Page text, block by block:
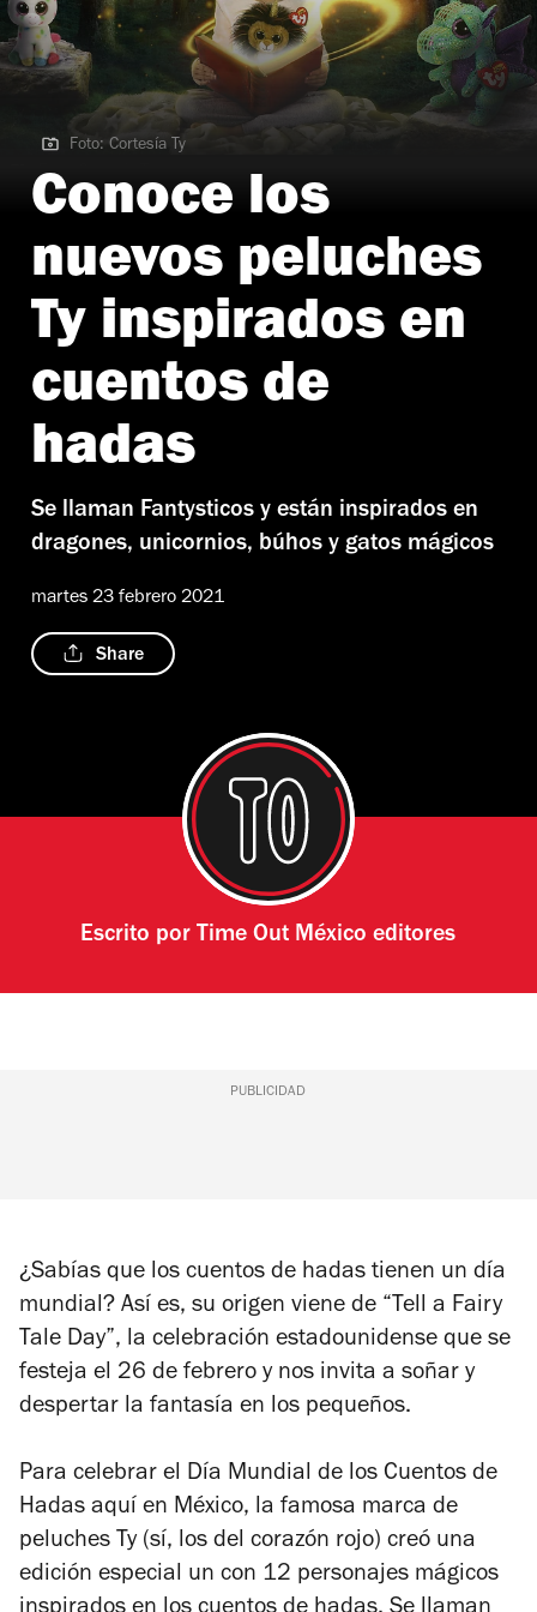
Foto: Cortesía Ty
Foto: Cortesía Ty
Conoce los
nuevos peluches
Ty inspirados en
cuentos de
hadas
Se llaman Fantysticos y están inspirados en
dragones, unicornios, búhos y gatos mágicos
martes 23 febrero 2021
Share
Escrito por Time Out México editores
PUBLICIDAD
¿Sabías que los cuentos de hadas tienen un día
mundial? Así es, su origen viene de “Tell a Fairy
Tale Day”, la celebración estadounidense que se
festeja el 26 de febrero y nos invita a soñar y
despertar la fantasía en los pequeños.
Para celebrar el Día Mundial de los Cuentos de
Hadas aquí en México, la famosa marca de
peluches Ty (sí, los del corazón rojo) creó una
edición especial un con 12 personajes mágicos